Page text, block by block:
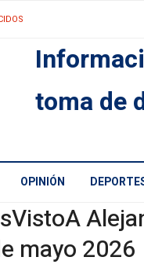
toma de
OPINIÓN
mayo 2026